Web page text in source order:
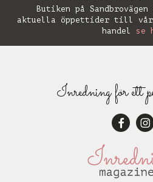
Butiken på
aktuella öppettider till vår
handel se
Inredning för ett